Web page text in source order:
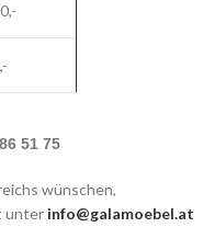
51 75
wünschen,
unter info@galamoebel.at